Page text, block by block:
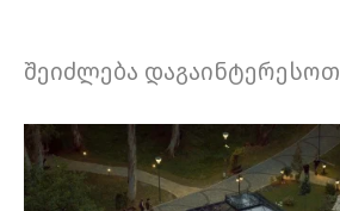
შეიძლება დაგაინტერესოთ